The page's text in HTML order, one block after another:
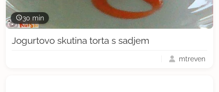
30 min
Jogurtovo skutina torta s sadjem
mtreven